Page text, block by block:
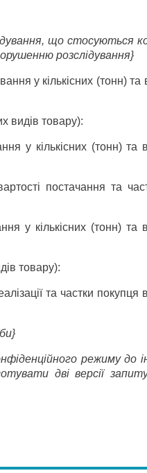
що стосуються
розслідування}
у кількісних (тонн) та
видів товару):
у кількісних (тонн) та
постачання та
у кількісних (тонн) та
товару):
та частки покупця
режиму до
дві версії